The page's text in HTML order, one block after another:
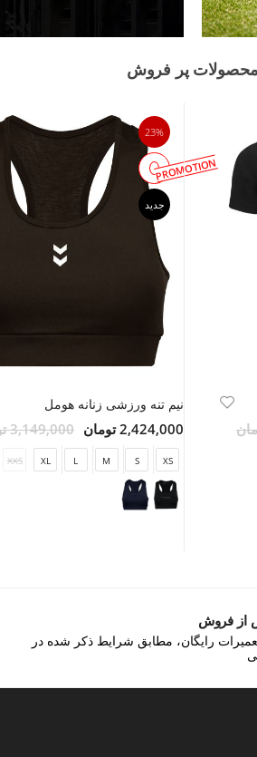
محصولات پر فروش
23%
PROMOTION
جدید
نیم تنه ورزشی زنانه هومل
2,424,000 تومان 3,149,000 تومان
XS
S
M
L
XL
XXS
از فروش
رایگان، مطابق شرایط ذکر شده در